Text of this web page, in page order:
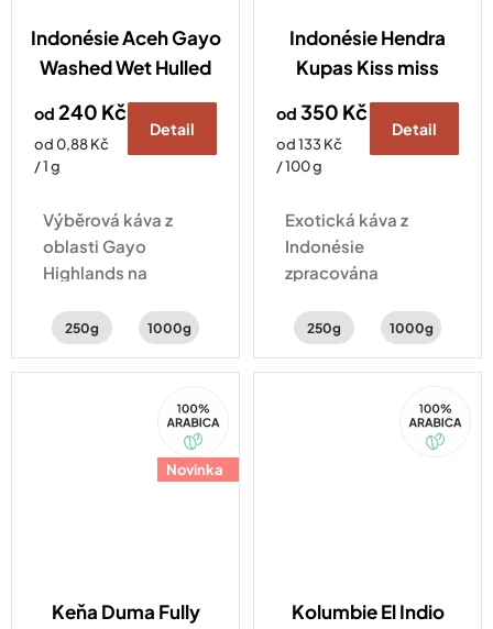
Indonésie Aceh Gayo
Washed Wet Hulled
od 240 Kč
Měrná
cena:
od 0,88 Kč
/ 1 g
Detail
Výběrová káva z
oblasti Gayo
Highlands na
vybraná naším
Indonésii.
250g 1000g
Indonésie Hendra
Kupas Kiss miss
od 350 Kč
Měrná
cena:
od 133 Kč
/ 100 g
Detail
Exotická káva z
Indonésie
zpracována
hybridním
a washed . Šálek
šťavnatého kiwi,
250g 1000g
Novinka
Arabica
Keňa Duma Fully
Arabica
Kolumbie El Indio